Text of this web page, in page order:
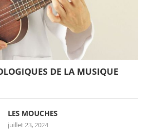
DE LA MUSIQUE
LES MOUCHES
juillet 23, 2024